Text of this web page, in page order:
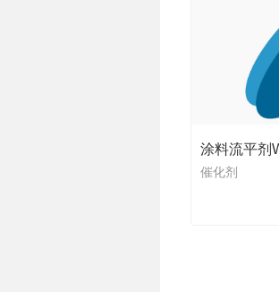
涂料流平剂
催化剂